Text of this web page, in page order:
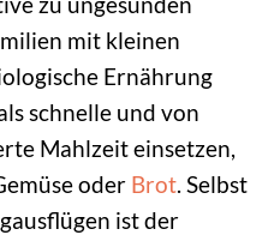
mit kleinen
Ernährung
schnelle und von
Mahlzeit einsetzen,
oder Brot. Selbst
ist der